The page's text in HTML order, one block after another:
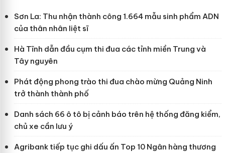
Sơn La: Thu nhận thành công 1.664 mẫu sinh phẩm ADN
của thân nhân liệt sĩ
Hà Tĩnh dẫn đầu cụm thi đua các tỉnh miền Trung và
Tây nguyên
Phát động phong trào thi đua chào mừng Quảng Ninh
trở thành thành phố
Danh sách 66 ô tô bị cảnh báo trên hệ thống đăng kiểm,
chủ xe cần lưu ý
Agribank tiếp tục ghi dấu ấn Top 10 Ngân hàng thương